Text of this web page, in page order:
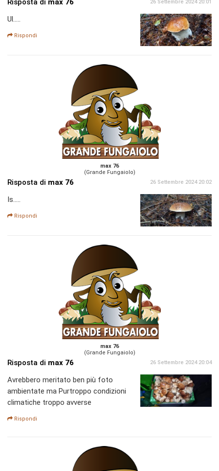
Risposta di max 76 26 Settembre 2024 20:01
Ul.....
Rispondi
max 76
(Grande Fungaiolo)
Risposta di max 76 26 Settembre 2024 20:02
Is.....
Rispondi
max 76
(Grande Fungaiolo)
Risposta di max 76 26 Settembre 2024 20:04
Avrebbero meritato ben più foto
ambientate ma Purtroppo condizioni
climatiche troppo avverse
Rispondi